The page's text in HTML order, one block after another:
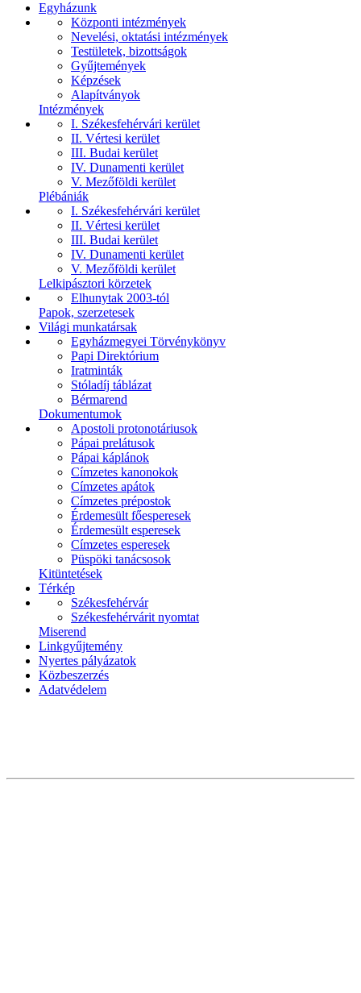
Egyházunk
Központi intézmények
Nevelési, oktatási intézmények
Testületek, bizottságok
Gyűjtemények
Képzések
Alapítványok
Intézmények
I. Székesfehérvári kerület
II. Vértesi kerület
III. Budai kerület
IV. Dunamenti kerület
V. Mezőföldi kerület
Plébániák
I. Székesfehérvári kerület
II. Vértesi kerület
III. Budai kerület
IV. Dunamenti kerület
V. Mezőföldi kerület
Lelkipásztori körzetek
Elhunytak 2003-tól
Papok, szerzetesek
Világi munkatársak
Egyházmegyei Törvénykönyv
Papi Direktórium
Iratminták
Stóladíj táblázat
Bérmarend
Dokumentumok
Apostoli protonotáriusok
Pápai prelátusok
Pápai káplánok
Címzetes kanonokok
Címzetes apátok
Címzetes prépostok
Érdemesült főesperesek
Érdemesült esperesek
Címzetes esperesek
Püspöki tanácsosok
Kitüntetések
Térkép
Székesfehérvár
Székesfehérvárit nyomtat
Miserend
Linkgyűjtemény
Nyertes pályázatok
Közbeszerzés
Adatvédelem